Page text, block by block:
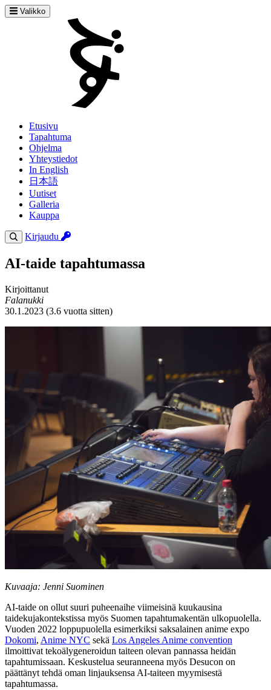
Valikko
Etusivu
Tapahtuma
Ohjelma
Yhteystiedot
In English
日本語
Uutiset
Galleria
Kauppa
Kirjaudu
AI-taide tapahtumassa
Kirjoittanut
Falanukki
30.1.2023 (3.6 vuotta sitten)
Kuvaaja: Jenni Suominen
AI-taide on ollut suuri puheenaihe viimeisinä kuukausina
taidekujakontekstissa myös Suomen tapahtumakentän ulkopuolella.
Vuoden 2022 loppupuolella esimerkiksi saksalainen anime expo
Dokomi, Anime NYC sekä Los Angeles Anime convention
ilmoittivat tekoälygeneroidun taiteen olevan pannassa heidän
tapahtumissaan. Keskustelua seuranneena myös Desucon on
päättänyt tehdä oman linjauksensa AI-taiteen myymisestä
tapahtumassa.